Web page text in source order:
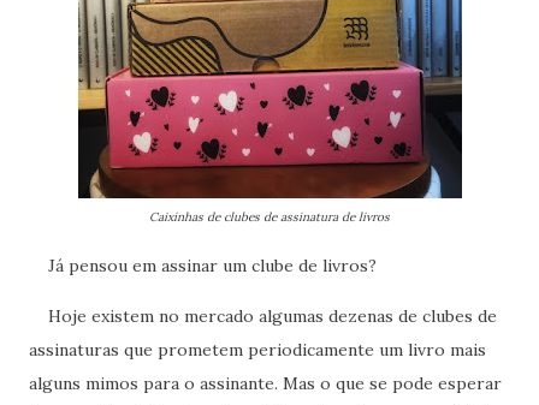
Caixinhas de clubes de assinatura de livros
Já pensou em assinar um clube de livros?
Hoje existem no mercado algumas dezenas de clubes de
assinaturas que prometem periodicamente um livro mais
alguns mimos para o assinante. Mas o que se pode esperar